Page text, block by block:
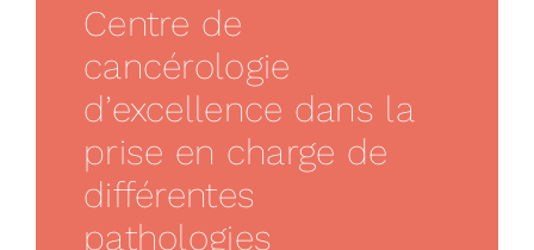
Centre de
cancérologie
d’excellence dans la
prise en charge de
différentes
pathologies